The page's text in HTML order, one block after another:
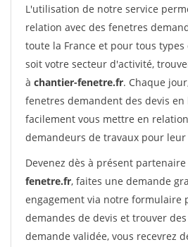
L'utilisation de notre service
relation avec des fenetres
toute la France et pour tous
soit votre secteur d'activité,
à chantier-fenetre.fr. Chaque
fenetres demandent des devis en
facilement vous mettre en
demandeurs de travaux pour leur
Devenez dès à présent
fenetre.fr, faites une demande
engagement via notre formulaire
demandes de devis et trouver
demande validée, vous recevrez